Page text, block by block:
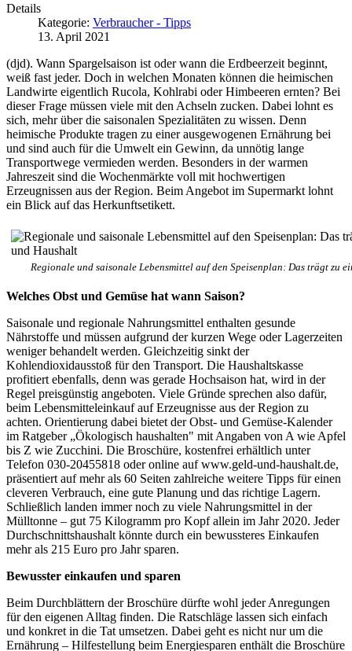
Details
Kategorie: Verbraucher - Tipps
13. April 2021
(djd). Wann Spargelsaison ist oder wann die Erdbeerzeit beginnt,
weiß fast jeder. Doch in welchen Monaten können die heimischen
Landwirte eigentlich Rucola, Kohlrabi oder Himbeeren ernten? Bei
dieser Frage müssen viele mit den Achseln zucken. Dabei lohnt es
sich, mehr über die saisonalen Spezialitäten zu wissen. Denn
heimische Produkte tragen zu einer ausgewogenen Ernährung bei
und sind auch für die Umwelt ein Gewinn, da unnötig lange
Transportwege vermieden werden. Besonders in der warmen
Jahreszeit sind die Wochenmärkte voll mit hochwertigen
Erzeugnissen aus der Region. Beim Angebot im Supermarkt lohnt
ein Blick auf das Herkunftsetikett.
Regionale und saisonale Lebensmittel auf den Speisenplan: Das trägt zu
Welches Obst und Gemüse hat wann Saison?
Saisonale und regionale Nahrungsmittel enthalten gesunde
Nährstoffe und müssen aufgrund der kurzen Wege oder Lagerzeiten
weniger behandelt werden. Gleichzeitig sinkt der
Kohlendioxidausstoß für den Transport. Die Haushaltskasse
profitiert ebenfalls, denn was gerade Hochsaison hat, wird in der
Regel preisgünstig angeboten. Viele Gründe sprechen also dafür,
beim Lebensmitteleinkauf auf Erzeugnisse aus der Region zu
achten. Orientierung dabei bietet der Obst- und Gemüse-Kalender
im Ratgeber „Ökologisch haushalten" mit Angaben von A wie Apfel
bis Z wie Zucchini. Die Broschüre, kostenfrei erhältlich unter
Telefon 030-20455818 oder online auf www.geld-und-haushalt.de,
präsentiert auf mehr als 60 Seiten zahlreiche weitere Tipps für einen
cleveren Verbrauch, eine gute Planung und das richtige Lagern.
Schließlich landen immer noch zu viele Nahrungsmittel in der
Mülltonne – gut 75 Kilogramm pro Kopf allein im Jahr 2020. Jeder
Durchschnittshaushalt könnte durch ein bewussteres Einkaufen
mehr als 215 Euro pro Jahr sparen.
Bewusster einkaufen und sparen
Beim Durchblättern der Broschüre dürfte wohl jeder Anregungen
für den eigenen Alltag finden. Die Ratschläge lassen sich einfach
und konkret in die Tat umsetzen. Dabei geht es nicht nur um die
Ernährung – Hilfestellung beim Energiesparen enthält die Broschüre